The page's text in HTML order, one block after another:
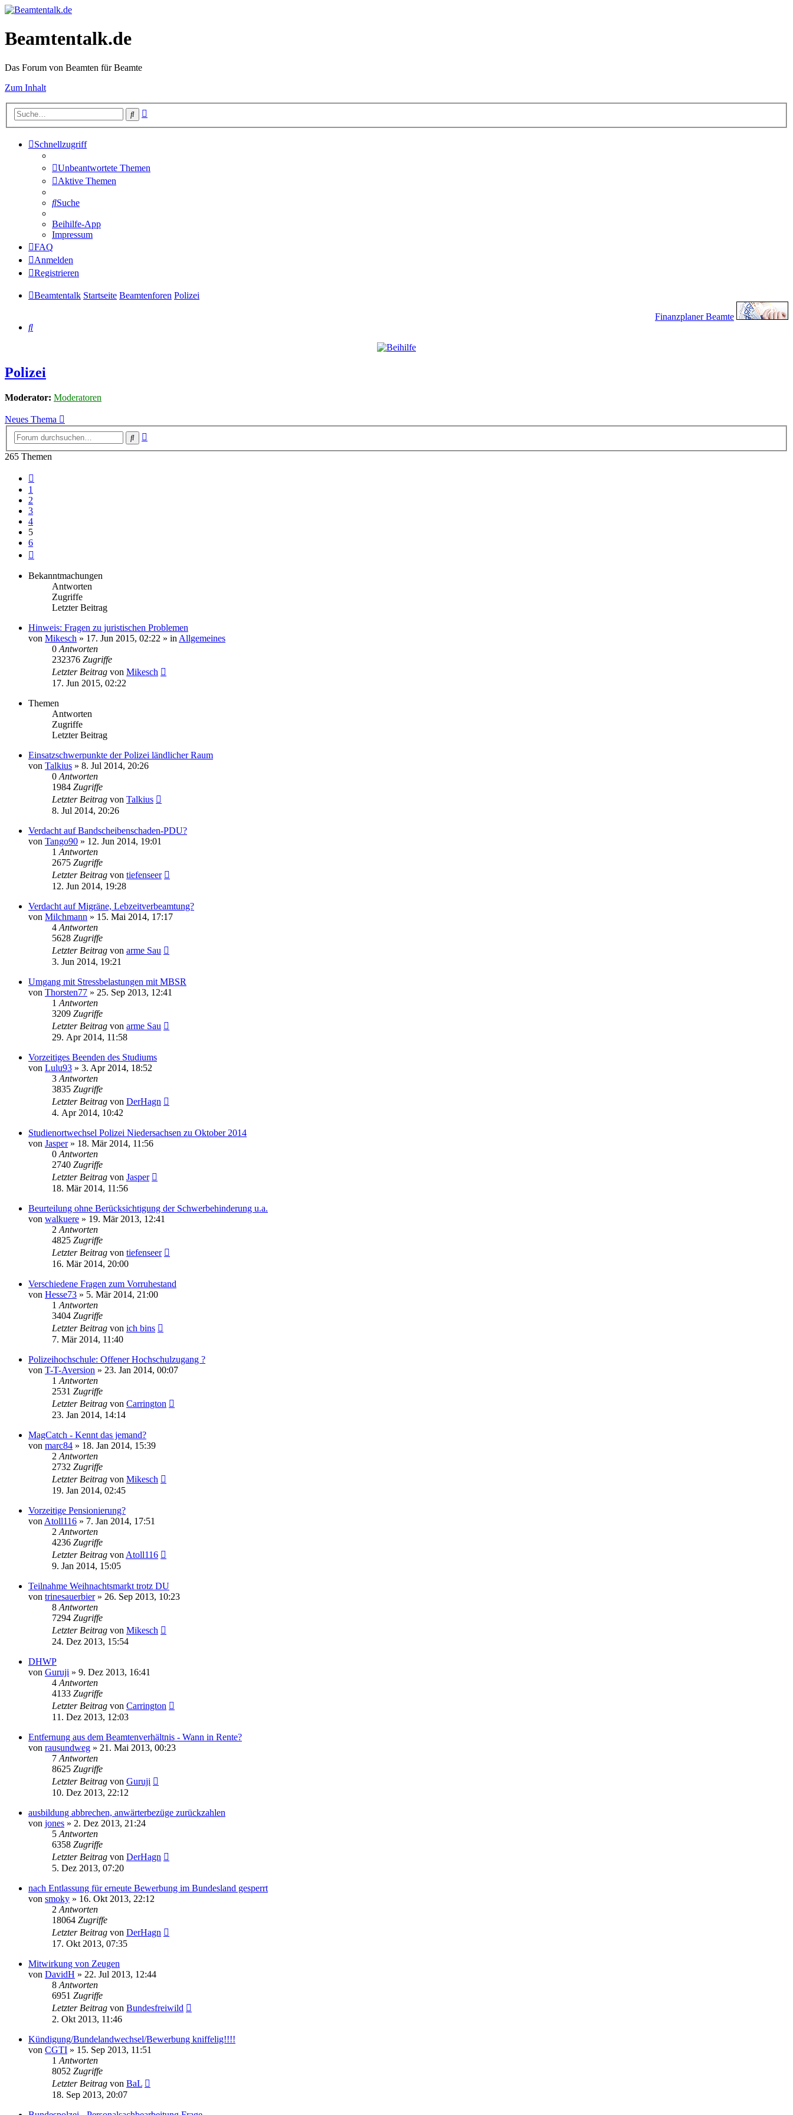
Beamtentalk.de
Das Forum von Beamten für Beamte
Zum Inhalt
Suche
Schnellzugriff
Unbeantwortete Themen
Aktive Themen
Suche
Beihilfe-App
Impressum
FAQ
Anmelden
Registrieren
Beamtentalk Startseite Beamtenforen Polizei
Finanzplaner Beamte
Suche
Polizei
Moderator: Moderatoren
Neues Thema
Suche
265 Themen
1
2
3
4
5
6
Bekanntmachungen
Antworten
Zugriffe
Letzter Beitrag
Hinweis: Fragen zu juristischen Problemen
von Mikesch » 17. Jun 2015, 02:22 » in Allgemeines
0 Antworten
232376 Zugriffe
Letzter Beitrag von Mikesch
17. Jun 2015, 02:22
Themen
Antworten
Zugriffe
Letzter Beitrag
Einsatzschwerpunkte der Polizei ländlicher Raum
von Talkius » 8. Jul 2014, 20:26
0 Antworten
1984 Zugriffe
Letzter Beitrag von Talkius
8. Jul 2014, 20:26
Verdacht auf Bandscheibenschaden-PDU?
von Tango90 » 12. Jun 2014, 19:01
1 Antworten
2675 Zugriffe
Letzter Beitrag von tiefenseer
12. Jun 2014, 19:28
Verdacht auf Migräne, Lebzeitverbeamtung?
von Milchmann » 15. Mai 2014, 17:17
4 Antworten
5628 Zugriffe
Letzter Beitrag von arme Sau
3. Jun 2014, 19:21
Umgang mit Stressbelastungen mit MBSR
von Thorsten77 » 25. Sep 2013, 12:41
1 Antworten
3209 Zugriffe
Letzter Beitrag von arme Sau
29. Apr 2014, 11:58
Vorzeitiges Beenden des Studiums
von Lulu93 » 3. Apr 2014, 18:52
3 Antworten
3835 Zugriffe
Letzter Beitrag von DerHagn
4. Apr 2014, 10:42
Studienortwechsel Polizei Niedersachsen zu Oktober 2014
von Jasper» 18. Mär 2014, 11:56
0 Antworten
2740 Zugriffe
Letzter Beitrag von Jasper
18. Mär 2014, 11:56
Beurteilung ohne Berücksichtigung der Schwerbehinderung u.a.
von walkuere » 19. Mär 2013, 12:41
2 Antworten
4825 Zugriffe
Letzter Beitrag von tiefenseer
16. Mär 2014, 20:00
Verschiedene Fragen zum Vorruhestand
von Hesse73 » 5. Mär 2014, 21:00
1 Antworten
3404 Zugriffe
Letzter Beitrag von ich bins
7. Mär 2014, 11:40
Polizeihochschule: Offener Hochschulzugang ?
von T-T-Aversion » 23. Jan 2014, 00:07
1 Antworten
2531 Zugriffe
Letzter Beitrag von Carrington
23. Jan 2014, 14:14
MagCatch - Kennt das jemand?
von marc84 » 18. Jan 2014, 15:39
2 Antworten
2732 Zugriffe
Letzter Beitrag von Mikesch
19. Jan 2014, 02:45
Vorzeitige Pensionierung?
von Atoll116 » 7. Jan 2014, 17:51
2 Antworten
4236 Zugriffe
Letzter Beitrag von Atoll116
9. Jan 2014, 15:05
Teilnahme Weihnachtsmarkt trotz DU
von trinesauerbier» 26. Sep 2013, 10:23
8 Antworten
7294 Zugriffe
Letzter Beitrag von Mikesch
24. Dez 2013, 15:54
DHWP
von Guruji » 9. Dez 2013, 16:41
4 Antworten
4133 Zugriffe
Letzter Beitrag von Carrington
11. Dez 2013, 12:03
Entfernung aus dem Beamtenverhältnis - Wann in Rente?
von rausundweg » 21. Mai 2013, 00:23
7 Antworten
8625 Zugriffe
Letzter Beitrag von Guruji
10. Dez 2013, 22:12
ausbildung abbrechen, anwärterbezüge zurückzahlen
von jones » 2. Dez 2013, 21:24
5 Antworten
6358 Zugriffe
Letzter Beitrag von DerHagn
5. Dez 2013, 07:20
nach Entlassung für erneute Bewerbung im Bundesland gesperrt
von smoky » 16. Okt 2013, 22:12
2 Antworten
18064 Zugriffe
Letzter Beitrag von DerHagn
17. Okt 2013, 07:35
Mitwirkung von Zeugen
von DavidH » 22. Jul 2013, 12:44
8 Antworten
6951 Zugriffe
Letzter Beitrag von Bundesfreiwild
2. Okt 2013, 11:46
Kündigung/Bundelandwechsel/Bewerbung kniffelig!!!!
von CGTI » 15. Sep 2013, 11:51
1 Antworten
8052 Zugriffe
Letzter Beitrag von BaL
18. Sep 2013, 20:07